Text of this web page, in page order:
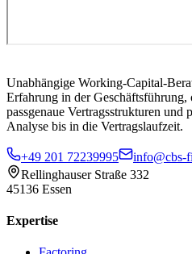
Unabhängige Working-Capital-
Erfahrung in der
passgenaue Vertragsstrukturen
Analyse bis in die Vertragslaufzeit.
+49 201 72239995
info@cbs-
Rellinghauser Straße 332
45136 Essen
Expertise